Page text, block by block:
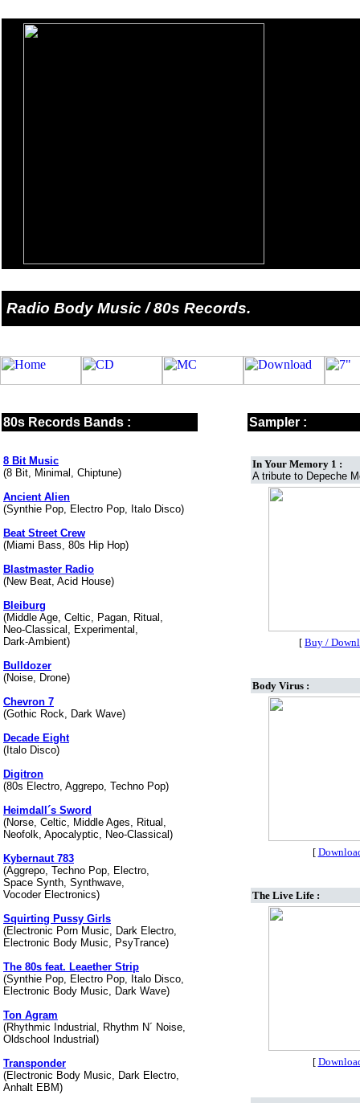
Radio Body Music / 80s Records.
80s Records Bands :
8 Bit Music
(8 Bit, Minimal, Chiptune)
Ancient Alien
(Synthie Pop, Electro Pop, Italo Disco)
Beat Street Crew
(Miami Bass, 80s Hip Hop)
Blastmaster Radio
(New Beat, Acid House)
Bleiburg
(Middle Age, Celtic, Pagan, Ritual,
Neo-Classical, Experimental,
Dark-Ambient)
Bulldozer
(Noise, Drone)
Chevron 7
(Gothic Rock, Dark Wave)
Decade Eight
(Italo Disco)
Digitron
(80s Electro, Aggrepo, Techno Pop)
Heimdall´s Sword
(Norse, Celtic, Middle Ages, Ritual,
Neofolk, Apocalyptic, Neo-Classical)
Kybernaut 783
(Aggrepo, Techno Pop, Electro,
Space Synth, Synthwave,
Vocoder Electronics)
Squirting Pussy Girls
(Electronic Porn Music, Dark Electro,
Electronic Body Music, PsyTrance)
The 80s feat. Leaether Strip
(Synthie Pop, Electro Pop, Italo Disco,
Electronic Body Music, Dark Wave)
Ton Agram
(Rhythmic Industrial, Rhythm N´ Noise,
Oldschool Industrial)
Transponder
(Electronic Body Music, Dark Electro,
Anhalt EBM)
Sampler :
In Your Memory 1 :
A tribute to Depeche
[ Buy /
Body Virus :
[
The Live Life :
[